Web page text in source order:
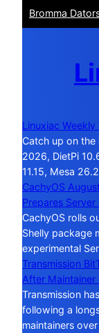
Bromma
Linuxiac
Catch up on the
2026, DietPi
11.15, Mesa
CachyOS
Prepares Server
CachyOS rolls
Shelly package
experimental
Transmission
After Maintainer
Transmission
following a
maintainers